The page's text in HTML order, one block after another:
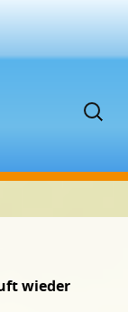
Suchen
wieder